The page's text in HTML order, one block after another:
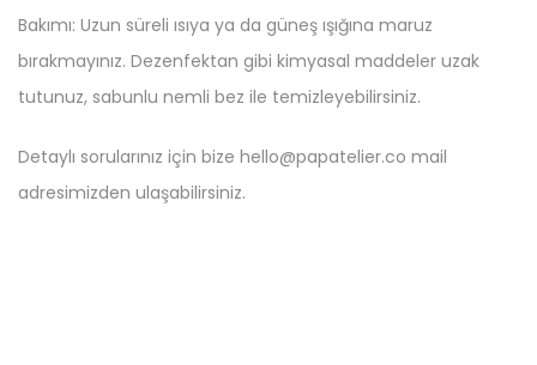
Bakımı: Uzun süreli ısıya ya da güneş ışığına maruz
bırakmayınız. Dezenfektan gibi kimyasal maddeler uzak
tutunuz, sabunlu nemli bez ile temizleyebilirsiniz.
Detaylı sorularınız için bize hello@papatelier.co mail
adresimizden ulaşabilirsiniz.